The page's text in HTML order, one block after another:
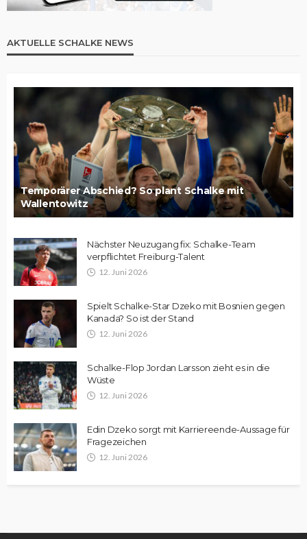
AKTUELLE SCHALKE NEWS
Temporärer Abschied? So plant Schalke mit
Wallentowitz
Nächster Neuzugang fix: Schalke-Team
verpflichtet Freiburg-Talent
12. Juni 2026
Spielt Schalke-Star Dzeko mit Bosnien gegen
Kanada? So ist der Stand
12. Juni 2026
Schalke-Flop Jordan Larsson zieht es in die
Wüste
12. Juni 2026
Edin Dzeko sorgt mit Karriereende-Aussage für
Fragezeichen
12. Juni 2026